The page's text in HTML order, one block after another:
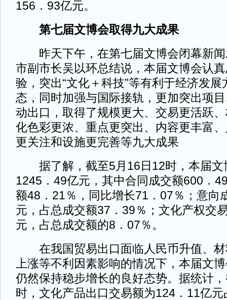
156．93亿元。
第七届文博会取得九大成果
昨天下午，在第七届文博会闭幕新闻
市副市长吴以环总结说，本届文博会认
验，突出“文化＋科技”等有利于经济发
态，同时加强与国际接轨，更加突出项
动出口，取得了规模更大、交易更活跃
化色彩更浓、重点更突出、内容更丰富
更关注和设施更完善等九大成果
据了解，截至5月16日12时，本届文
1245．49亿元，其中合同成交额600．
额48．21％，同比增长71．07％；意向
元，占总成交额37．39％；文化产权交
元，占总成交额的8．07％。
在我国贸易出口面临人民币升值、材
上涨等不利因素影响的情况下，本届文
仍然保持稳步增长的良好态势。据统计
时，文化产品出口交易额为124．11亿